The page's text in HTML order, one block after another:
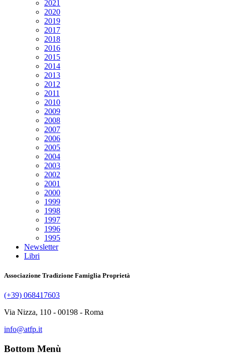
2021
2020
2019
2017
2018
2016
2015
2014
2013
2012
2011
2010
2009
2008
2007
2006
2005
2004
2003
2002
2001
2000
1999
1998
1997
1996
1995
Newsletter
Libri
Associazione Tradizione Famiglia Proprietà
(+39) 068417603
Via Nizza, 110 - 00198 - Roma
info@atfp.it
Bottom Menù